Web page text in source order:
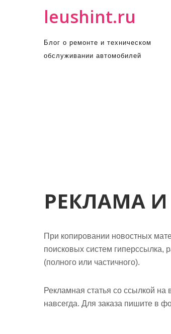
leushint.ru
Блог о ремонте и техническом
обслуживании автомобилей
РЕКЛАМА
При копировании новостных
поисковых систем гиперссылка,
(полного или частичного).
Рекламная статья со ссылкой
навсегда. Для заказа пишите в